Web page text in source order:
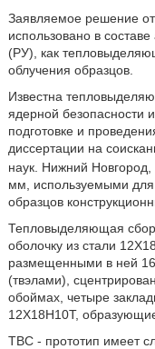
Заявляемое решение
использовано в
(РУ), как
облучения образцов.
Известна
ядерной безопасности
подготовке и
диссертации на
наук. Нижний
мм, используемыми для
образцов
Тепловыделяющая
оболочку из стали
размещенными в ней
(твэлами),
обоймах, четыре
12Х18Н10Т,
ТВС - прототип имеет